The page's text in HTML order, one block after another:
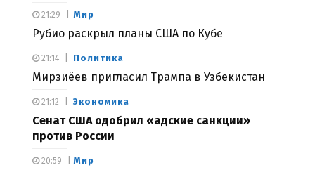
Мир
Рубио раскрыл планы США по Кубе
21:29
Политика
Мирзиёев пригласил Трампа в Узбекистан
21:14
Экономика
Сенат США одобрил «адские санкции»
против России
21:12
Мир
20:59